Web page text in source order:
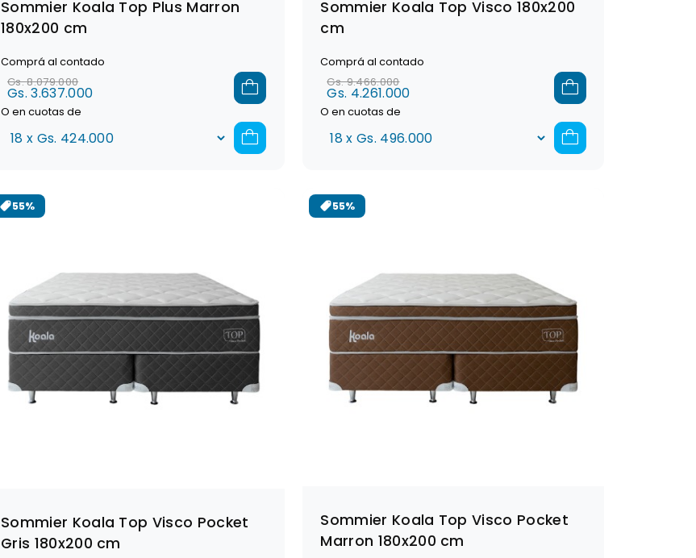
Sommier Koala Top Plus Marron
180x200 cm
Comprá al contado
Gs. 8.079.000
Gs. 3.637.000
O en cuotas de
Sommier Koala Top Visco 180x200
cm
Comprá al contado
Gs. 9.466.000
Gs. 4.261.000
O en cuotas de
55%
Sommier Koala Top Visco Pocket
Gris 180x200 cm
55%
Sommier Koala Top Visco Pocket
Marron 180x200 cm